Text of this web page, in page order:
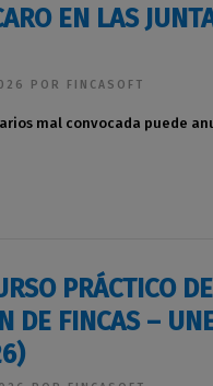
EN LAS
POR FINCASOFT
mal convocada puede
PRÁCTICO DE
DE FINCAS –